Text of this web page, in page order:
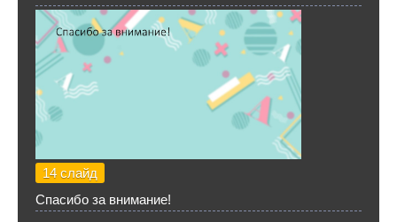
14 слайд
Спасибо за внимание!